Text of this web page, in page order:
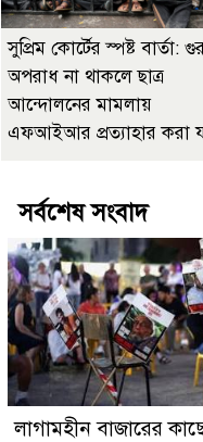
সুপ্রিম কোর্টের স্পষ্ট বার্তা:
অপরাধ না থাকলে ছাত্র
আন্দোলনের মামলায়
এফআইআর প্রত্যাহার করা
সর্বশেষ সংবাদ
লাগামহীন বাজারের